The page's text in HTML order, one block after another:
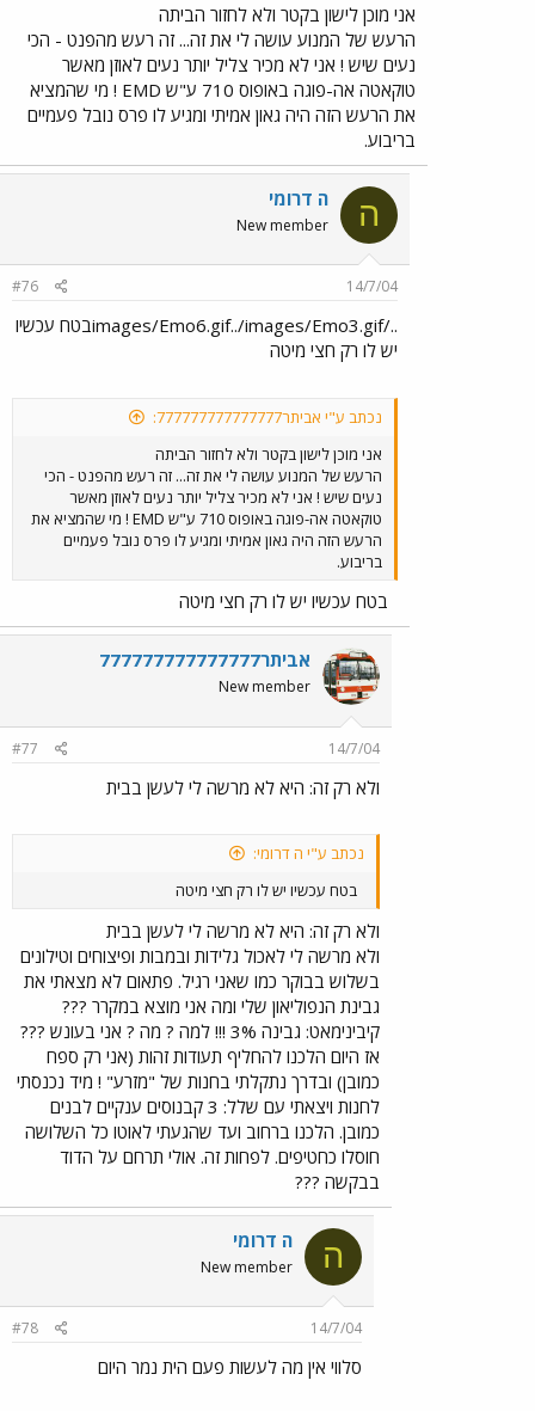
אני מוכן לישון בקטר ולא לחזור הביתה
הרעש של המנוע עושה לי את זה... זה רעש מהפנט - הכי
נעים שיש ! אני לא מכיר צליל יותר נעים לאוזן מאשר
טוקאטה אה-פוגה באופוס 710 ע"ש EMD ! מי שהמציא
את הרעש הזה היה גאון אמיתי ומגיע לו פרס נובל פעמיים
בריבוע.
ה ה דרומי
New member
14/7/04
#76
../images/Emo6.gif../images/Emo3.gifבטח עכשיו
יש לו רק חצי מיטה
נכתב ע"י אביתר777777777777777:
אני מוכן לישון בקטר ולא לחזור הביתה
הרעש של המנוע עושה לי את זה... זה רעש מהפנט - הכי
נעים שיש ! אני לא מכיר צליל יותר נעים לאוזן מאשר
טוקאטה אה-פוגה באופוס 710 ע"ש EMD ! מי שהמציא את
הרעש הזה היה גאון אמיתי ומגיע לו פרס נובל פעמיים
בריבוע.
בטח עכשיו יש לו רק חצי מיטה
אביתר777777777777777
New member
14/7/04
#77
ולא רק זה: היא לא מרשה לי לעשן בבית
נכתב ע"י ה דרומי:
בטח עכשיו יש לו רק חצי מיטה
ולא רק זה: היא לא מרשה לי לעשן בבית
ולא מרשה לי לאכול גלידות ובמבות ופיצוחים וטילונים
בשלוש בבוקר כמו שאני רגיל. פתאום לא מצאתי את
גבינת הנפוליאון שלי ומה אני מוצא במקרר ???
קיבינימאט: גבינה 3% !!! למה ? מה ? אני בעונש ???
אז היום הלכנו להחליף תעודות זהות (אני רק ספח
כמובן) ובדרך נתקלתי בחנות של "מזרע" ! מיד נכנסתי
לחנות ויצאתי עם שלל: 3 קבנוסים ענקיים לבנים
כמובן. הלכנו ברחוב ועד שהגעתי לאוטו כל השלושה
חוסלו כחטיפים. לפחות זה. אולי תרחם על הדוד
בבקשה ???
ה ה דרומי
New member
14/7/04
#78
סלווי אין מה לעשות פעם הית נמר היום